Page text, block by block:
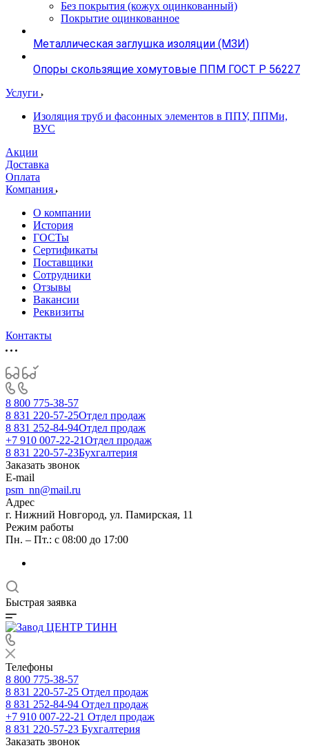
Без покрытия (кожух оцинкованный)
Покрытие оцинкованное
Металлическая заглушка изоляции (МЗИ)
Опоры скользящие хомутовые ППМ ГОСТ Р 56227
Услуги
Изоляция труб и фасонных элементов в ППУ, ППМи,
ВУС
Акции
Доставка
Оплата
Компания
О компании
История
ГОСТы
Сертификаты
Поставщики
Сотрудники
Отзывы
Вакансии
Реквизиты
Контакты
8 800 775-38-57
8 831 220-57-25Отдел продаж
8 831 252-84-94Отдел продаж
+7 910 007-22-21Отдел продаж
8 831 220-57-23Бухгалтерия
Заказать звонок
E-mail
psm_nn@mail.ru
Адрес
г. Нижний Новгород, ул. Памирская, 11
Режим работы
Пн. – Пт.: с 08:00 до 17:00
Быстрая заявка
Телефоны
8 800 775-38-57
8 831 220-57-25 Отдел продаж
8 831 252-84-94 Отдел продаж
+7 910 007-22-21 Отдел продаж
8 831 220-57-23 Бухгалтерия
Заказать звонок